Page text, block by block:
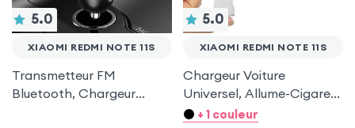
5.0
XIAOMI REDMI NOTE 11S
Transmetteur FM
Bluetooth, Chargeur
5.0
XIAOMI REDMI NOTE 11S
Chargeur Voiture
Universel, Allume-Cigare
Ultra Compact avec
+ 1 couleur